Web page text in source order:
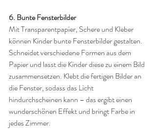
6. Bunte Fensterbilder
Mit Transparentpapier, Schere und Kleber
können Kinder bunte Fensterbilder gestalten.
Schneidet verschiedene Formen aus dem
Papier und lasst die Kinder diese zu einem Bild
zusammensetzen. Klebt die fertigen Bilder an
die Fenster, sodass das Licht
hindurchscheinen kann – das ergibt einen
wunderschönen Effekt und bringt Farbe in
jedes Zimmer.